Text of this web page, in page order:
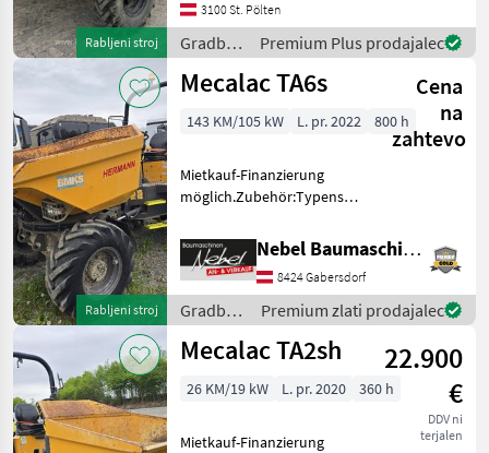
Rabljeni stroj
3100 St. Pölten
Gradbeni
stroji /
Mecalac
Premium Plus prodajalec
Rabljeni stroj
Mecalac TA6s
Cena
na
zahtevo
143 KM/105 kW L. pr. 2022 800 h
Mietkauf-Finanzierung
möglich.Zubehör:Typenschein,
stroji Gradbeni prekucnik
Nebel Baumaschinen
8424 Gabersdorf
Gradbeni
stroji /
Mecalac
Premium zlati prodajalec
Mecalac TA2sh
22.900
€
DDV ni
terjalen
26 KM/19 kW L. pr. 2020 360 h
Mietkauf-Finanzierung